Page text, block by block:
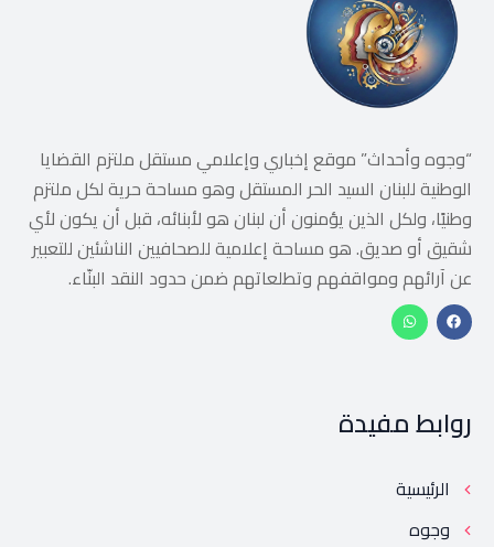
“وجوه وأحداث” موقع إخباري وإعلامي مستقل ملتزم القضايا
الوطنية للبنان السيد الحر المستقل وهو مساحة حرية لكل ملتزم
وطنيًا، ولكل الذين يؤمنون أن لبنان هو لأبنائه، قبل أن يكون لأي
شقيق أو صديق. هو مساحة إعلامية للصحافيين الناشئين للتعبير
عن آرائهم ومواقفهم وتطلعاتهم ضمن حدود النقد البنّاء.
روابط مفيدة
الرئيسية
وجوه